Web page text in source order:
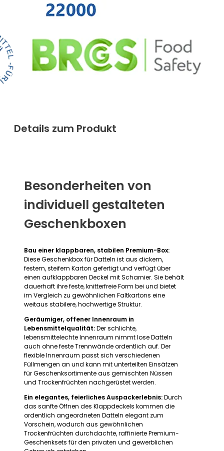
Details zum Produkt
Besonderheiten von
individuell gestalteten
Geschenkboxen
Bau einer klappbaren, stabilen Premium-Box:
Diese Geschenkbox für Datteln ist aus dickem,
festem, steifem Karton gefertigt und verfügt über
einen aufklappbaren Deckel mit Scharnier. Sie behält
dauerhaft ihre feste, knitterfreie Form bei und bietet
im Vergleich zu gewöhnlichen Faltkartons eine
weitaus stabilere, hochwertige Struktur.
Geräumiger, offener Innenraum in
Lebensmittelqualität:Der schlichte,
lebensmittelechte Innenraum nimmt lose Datteln
auch ohne feste Trennwände ordentlich auf. Der
flexible Innenraum passt sich verschiedenen
Füllmengen an und kann mit unterteilten Einsätzen
für Geschenksortimente aus gemischten Nüssen
und Trockenfrüchten nachgerüstet werden.
Ein elegantes, feierliches Auspackerlebnis:Durch
das sanfte Öffnen des Klappdeckels kommen die
ordentlich angeordneten Datteln elegant zum
Vorschein, wodurch aus gewöhnlichen
Trockenfrüchten durchdachte, raffinierte Premium-
Geschenksets für den privaten und gewerblichen